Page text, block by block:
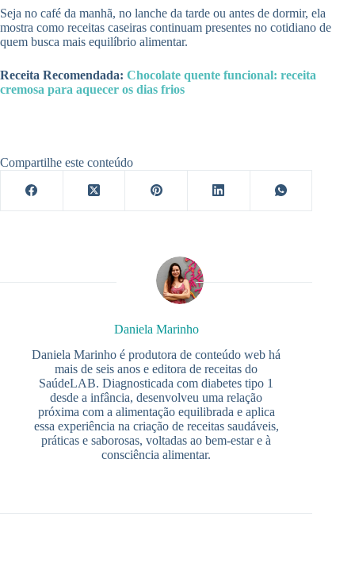
Seja no café da manhã, no lanche da tarde ou antes de dormir, ela
mostra como receitas caseiras continuam presentes no cotidiano de
quem busca mais equilíbrio alimentar.
Receita Recomendada: Chocolate quente funcional: receita
cremosa para aquecer os dias frios
Compartilhe este conteúdo
Daniela Marinho
Daniela Marinho é produtora de conteúdo web há
mais de seis anos e editora de receitas do
SaúdeLAB. Diagnosticada com diabetes tipo 1
desde a infância, desenvolveu uma relação
próxima com a alimentação equilibrada e aplica
essa experiência na criação de receitas saudáveis,
práticas e saborosas, voltadas ao bem-estar e à
consciência alimentar.